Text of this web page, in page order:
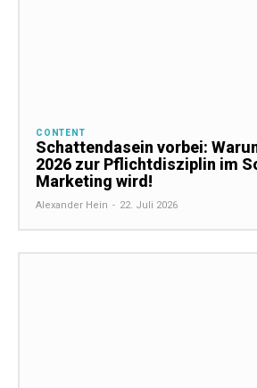
CONTENT
Schattendasein vorbei:
2026 zur Pflichtdisziplin im
Marketing wird!
Alexander Hein - 22. Juli 2026